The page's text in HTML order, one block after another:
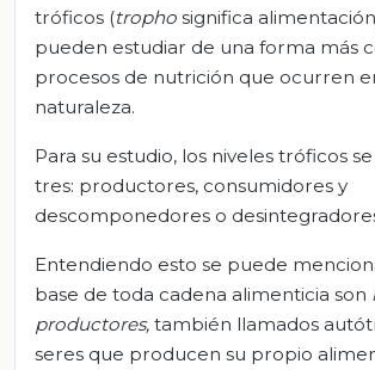
tróficos (tropho significa
pueden estudiar de una forma más
procesos de nutrición que ocurren
naturaleza.
Para su estudio, los niveles tróficos
tres: productores, consumidores y
descomponedores o
Entendiendo esto se puede
base de toda cadena alimenticia son
productores, también llamados
seres que producen su propio